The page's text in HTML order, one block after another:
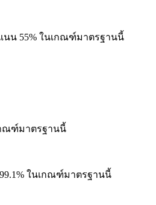
นน 55% ในเกณฑ์มาตรฐานนี้
กณฑ์มาตรฐานนี้
ในเกณฑ์มาตรฐานนี้